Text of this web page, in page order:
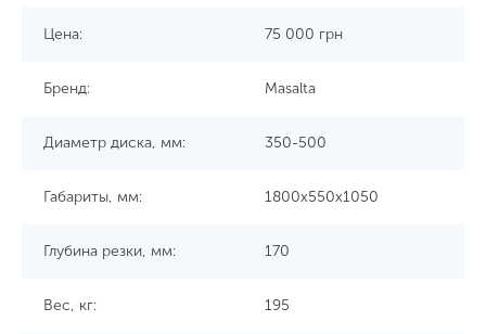
Цена: 75 000 грн
Бренд: Masalta
Диаметр диска, мм: 350-500
Габариты, мм: 1800x550x1050
Глубина резки, мм: 170
Вес, кг: 195